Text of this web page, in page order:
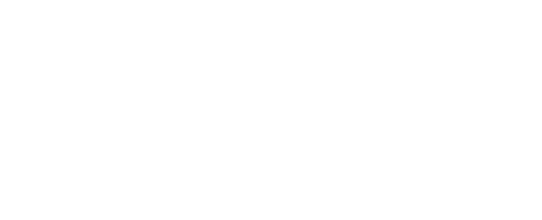
洗面、浴室（シャワー室）があり、洗濯機・乾燥機も2台ず
できない満天の星空が顔を覗かせます。